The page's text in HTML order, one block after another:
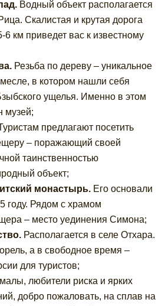
Водный объект располагается
Скалистая и крутая дорога
6 км приведет вас к известному
Резьба по дереву – уникальное
в котором нашли себя
ущелья. Именно в этом
музей;
предлагают посетить
– поражающий своей
таинственностью
объект;
монастырь. Его основали
году. Рядом с храмом
– место уединения Симона;
Располагается в селе Отхара.
а в свободное время –
для туристов;
любители риска и ярких
добро пожаловать, на сплав на